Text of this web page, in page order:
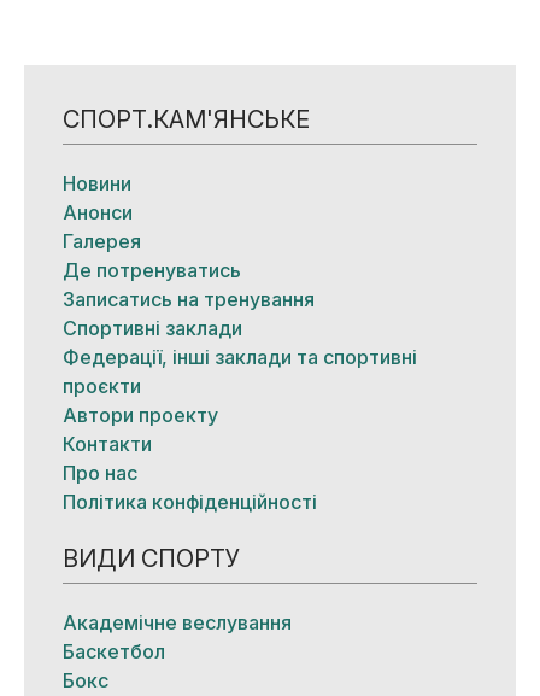
СПОРТ.КАМ'ЯНСЬКЕ
Новини
Анонси
Галерея
Де потренуватись
Записатись на тренування
Спортивні заклади
Федерації, інші заклади та спортивні
проєкти
Автори проекту
Контакти
Про нас
Політика конфіденційності
ВИДИ СПОРТУ
Академічне веслування
Баскетбол
Бокс